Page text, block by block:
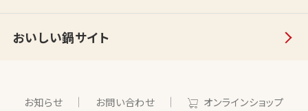
おいしい鍋サイト
お知らせ お問い合わせ オンラインショップ